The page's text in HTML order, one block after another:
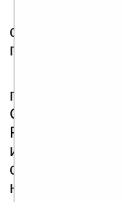
связи
продаж
6 июня
продуктов
США в
Radio
информацию
сообщившая
неделе июня.